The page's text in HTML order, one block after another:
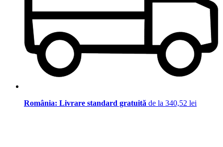
România: Livrare standard gratuită de la 340,52 lei